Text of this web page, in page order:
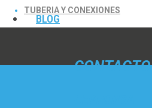
BLOG
TUBERIA Y CONEXIONES
CONTACTO